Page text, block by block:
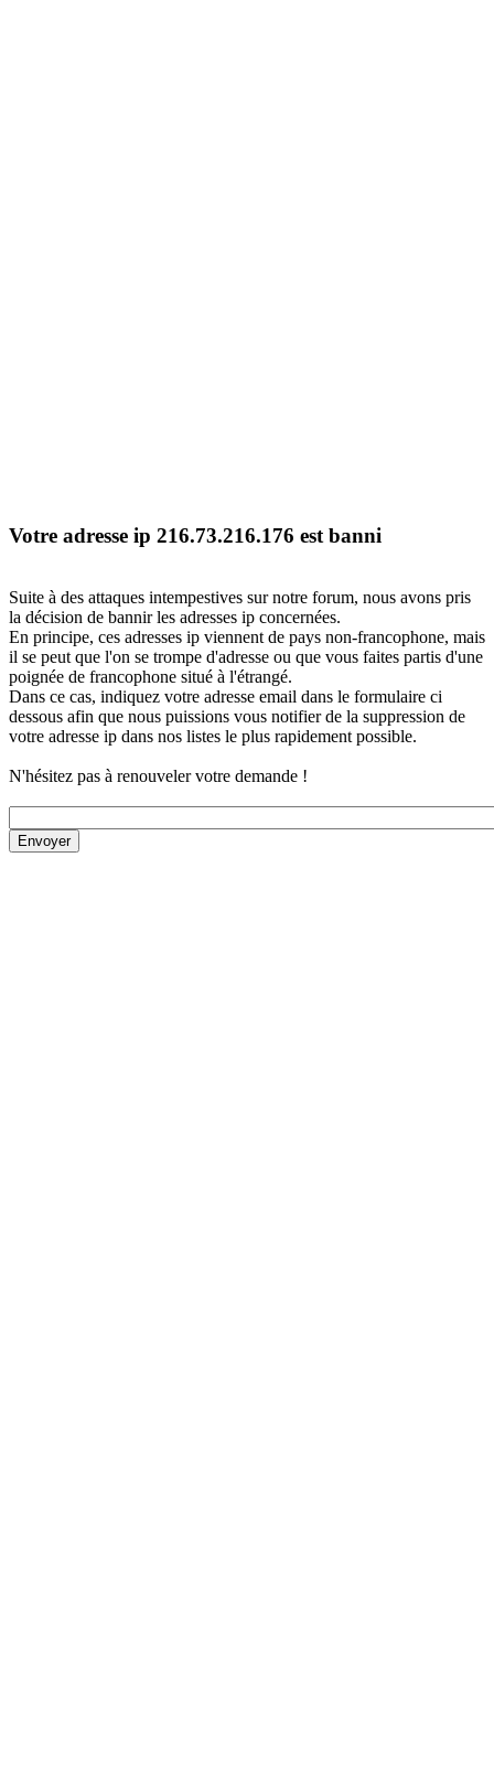
Votre adresse ip 216.73.216.176 est banni
Suite à des attaques intempestives sur notre forum, nous avons pris
la décision de bannir les adresses ip concernées.
En principe, ces adresses ip viennent de pays non-francophone, mais
il se peut que l'on se trompe d'adresse ou que vous faites partis d'une
poignée de francophone situé à l'étrangé.
Dans ce cas, indiquez votre adresse email dans le formulaire ci
dessous afin que nous puissions vous notifier de la suppression de
votre adresse ip dans nos listes le plus rapidement possible.
N'hésitez pas à renouveler votre demande !